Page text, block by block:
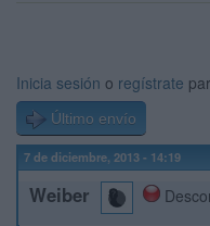
Inicia sesión o regístrate
Último envío
7 de diciembre, 2013 - 14:19
Weiber